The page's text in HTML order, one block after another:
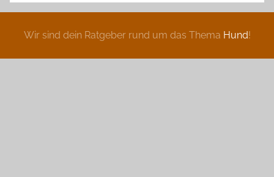
Wir sind dein Ratgeber rund um das Thema Hund!